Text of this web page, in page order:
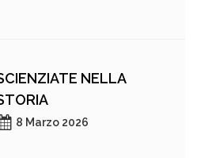
NELLA
8 Marzo 2026